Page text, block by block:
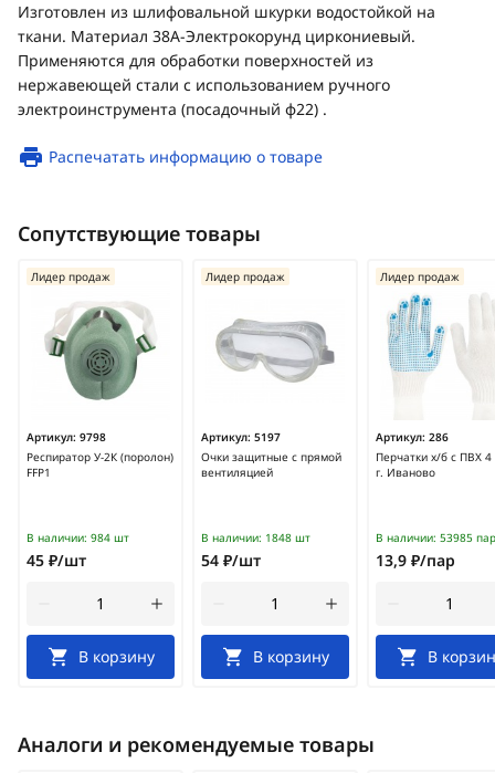
Изготовлен из шлифовальной шкурки водостойкой на
ткани. Материал 38А-Электрокорунд циркониевый.
Применяются для обработки поверхностей из
нержавеющей стали с использованием ручного
электроинструмента (посадочный ф22) .
Распечатать информацию о товаре
Сопутствующие товары
Артикул: 9798
Респиратор У-2К (поролон)
FFP1
Лидер продаж
В наличии: 984 шт
45 ₽/шт
В корзину
Артикул: 5197
Очки защитные с прямой
вентиляцией
Лидер продаж
В наличии: 1848 шт
54 ₽/шт
В корзину
Артикул: 286
Перчатки х/б с ПВХ 4
г. Иваново
Лидер продаж
В наличии: 53985 пар
13,9 ₽/пар
В
Аналоги и рекомендуемые товары